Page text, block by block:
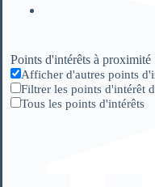
Points d'intérêts à proximité
Afficher d'autres points
Filtrer les points d'intérêt
Tous les points d'intérêts